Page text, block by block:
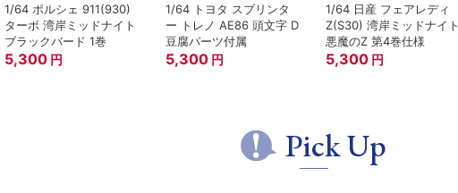
1/64 ポルシェ 911(930)
ターボ 湾岸ミッドナイト
ブラックバード 1巻
5,300 円
1/64 トヨタ スプリンタ
ー トレノ AE86 頭文字 D
豆腐パーツ付属
5,300 円
1/64 日産 フェアレディ
Z(S30) 湾岸ミッドナイト
悪魔のZ 第4巻仕様
5,300 円
Pick Up